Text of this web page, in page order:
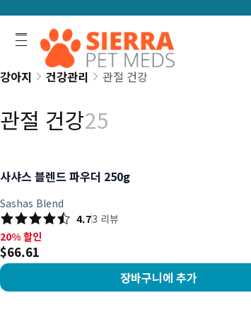
강아지 건강관리 관절 건강
관절 건강25
사샤스 블렌드 파우더 250g
Sashas Blend
4.73 리뷰
20% 할인, $66.61
20% 할인
$66.61
장바구니에 추가